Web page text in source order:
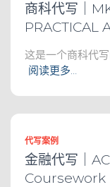
商科代写｜
PRACTICAL
这是一个商科代
阅读更多…
代写案例
金融代写｜
Coursework